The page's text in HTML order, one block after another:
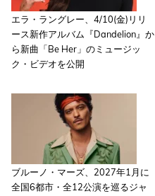
エラ・ラングレー、4/10(金)リリ
ース新作アルバム『Dandelion』か
ら新曲「Be Her」のミュージッ
ク・ビデオを公開
ブルーノ・マーズ、2027年1月に
全国6都市・全12公演を巡るジャ